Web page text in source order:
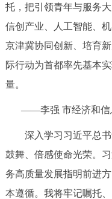
托，把引领青年与服务
信创产业、人工智能、
京津冀协同创新、培育
际行动为首都率先基本
量。
——李强 市经济和信
深入学习习近平总书
鼓舞、倍感使命光荣。
务高质量发展指明前进
本遵循。我将牢记嘱托